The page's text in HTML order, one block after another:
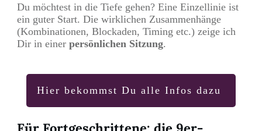
Du möchtest in die Tiefe gehen? Eine Einzellinie ist
ein guter Start. Die wirklichen Zusammenhänge
(Kombinationen, Blockaden, Timing etc.) zeige ich
Dir in einer persönlichen Sitzung.
Hier bekommst Du alle Infos dazu